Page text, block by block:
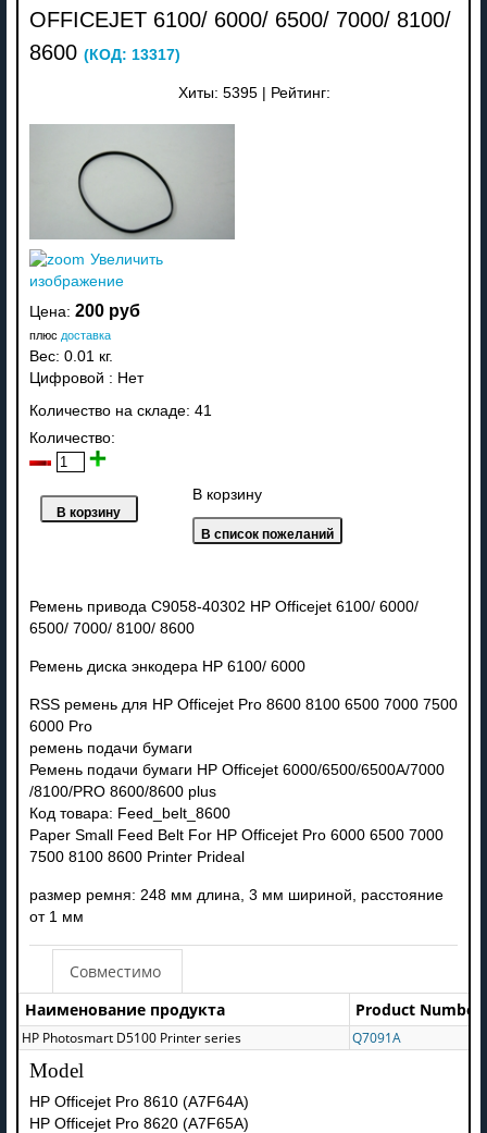
OFFICEJET 6100/ 6000/ 6500/ 7000/ 8100/
8600 (КОД: 13317)
Хиты: 5395 Рейтинг:
Увеличить
изображение
Цена: 200 руб
плюс доставка
Вес: 0.01 кг.
Цифровой : Нет
Количество на складе: 41
Количество:
В корзину
Ремень привода C9058-40302 HP Officejet 6100/ 6000/
6500/ 7000/ 8100/ 8600
Ремень диска энкодера HP 6100/ 6000
RSS ремень для HP Officejet Pro 8600 8100 6500 7000 7500
6000 Pro
ремень подачи бумаги
Ремень подачи бумаги HP Officejet 6000/6500/6500A/7000
/8100/PRO 8600/8600 plus
Код товара: Feed_belt_8600
Paper Small Feed Belt For HP Officejet Pro 6000 6500 7000
7500 8100 8600 Printer Prideal
размер ремня: 248 мм длина, 3 мм шириной, расстояние
от 1 мм
Совместимо
Наименование продукта
Product
HP Photosmart D5100 Printer series Q7091A
Model
HP Officejet Pro 8610 (A7F64A)
HP Officejet Pro 8620 (A7F65A)